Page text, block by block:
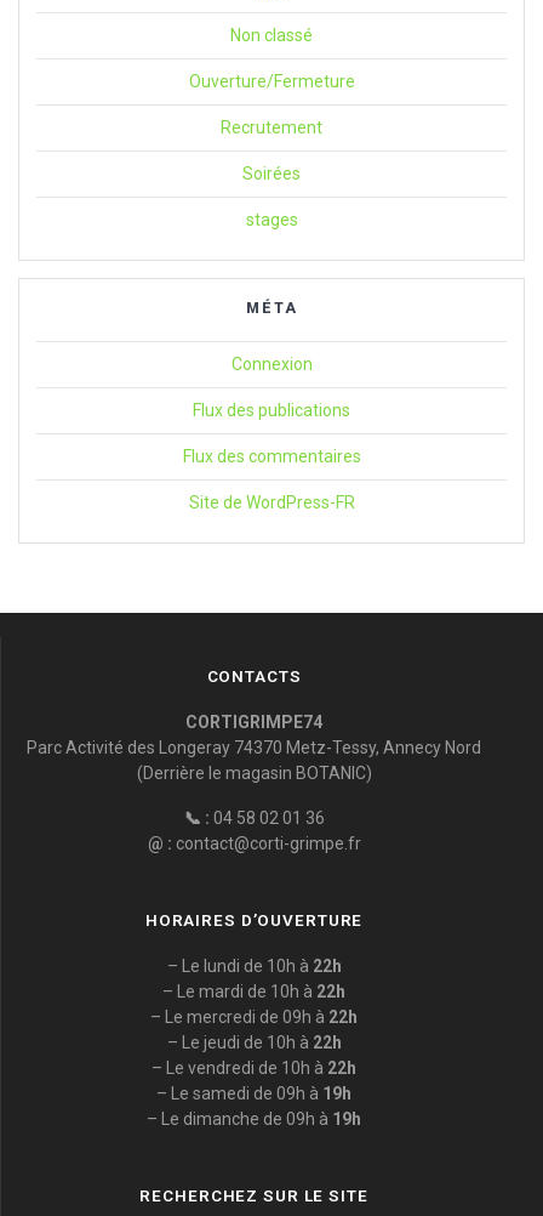
Non classé
Ouverture/Fermeture
Recrutement
Soirées
stages
MÉTA
Connexion
Flux des publications
Flux des commentaires
Site de WordPress-FR
CONTACTS
CORTIGRIMPE74
Parc Activité des Longeray 74370 Metz-Tessy, Annecy Nord
(Derrière le magasin BOTANIC)
📞 : 04 58 02 01 36
@ : contact@corti-grimpe.fr
HORAIRES D’OUVERTURE
– Le lundi de 10h à 22h
– Le mardi de 10h à 22h
– Le mercredi de 09h à 22h
– Le jeudi de 10h à 22h
– Le vendredi de 10h à 22h
– Le samedi de 09h à 19h
– Le dimanche de 09h à 19h
RECHERCHEZ SUR LE SITE